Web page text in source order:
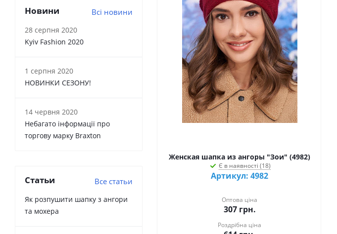
Женская шапка из ангоры "Зои" (4982)
Є в наявності (18)
Артикул: 4982
Оптова ціна
307грн.
Роздрібна ціна
бірюзовий (
блакитний (
бургунді (1)
волошковий (1)
графіт (
24
джинсовий (
джинсовий + білий (
зелений (
капучино (3 )
кораловий (
Новини Всі новини
28 серпня 2020
Kyiv Fashion 2020
1 серпня 2020
НОВИНКИ СЕЗОНУ!
14 червня 2020
Небагато інформації про
торгову марку Braxton
Статьи Все статьи
Як розпушити шапку з ангори
та мохера